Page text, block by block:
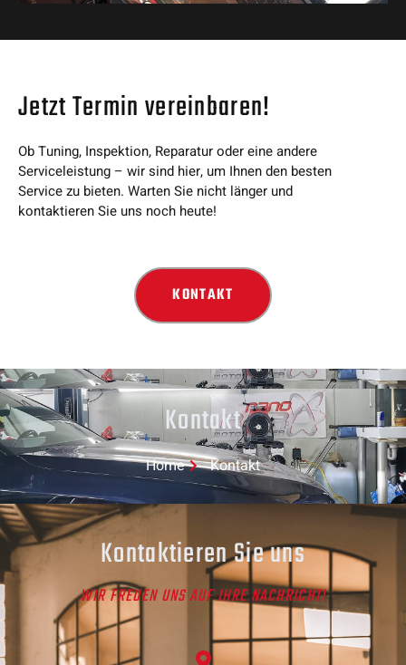
Jetzt Termin vereinbaren!
Ob Tuning, Inspektion, Reparatur oder eine andere
Serviceleistung – wir sind hier, um Ihnen den besten
Service zu bieten. Warten Sie nicht länger und
kontaktieren Sie uns noch heute!
KONTAKT
Kontakt
Home Kontakt
Kontaktieren Sie uns
WIR FREUEN UNS AUF IHRE NACHRICHT!